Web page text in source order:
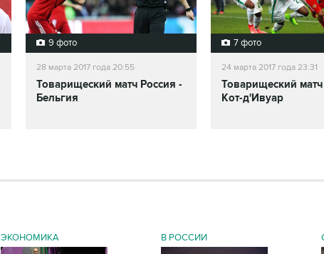
9 фото
28 марта 2017 года 20:55
Товарищеский матч Россия -
Бельгия
7 фото
24 марта 2017 года 23:31
Товарищеский
Кот-д'Ивуар
ЭКОНОМИКА В РОССИИ